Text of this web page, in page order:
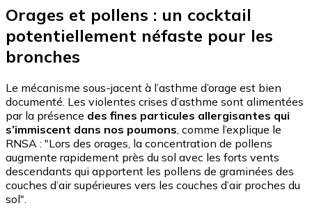
Orages et pollens : un cocktail
potentiellement néfaste pour les
bronches
Le mécanisme sous-jacent à l’asthme d’orage est bien
documenté. Les violentes crises d’asthme sont alimentées
par la présence des fines particules allergisantes qui
s’immiscent dans nos poumons, comme l’explique le
RNSA : "Lors des orages, la concentration de pollens
augmente rapidement près du sol avec les forts vents
descendants qui apportent les pollens de graminées des
couches d’air supérieures vers les couches d’air proches du
sol".